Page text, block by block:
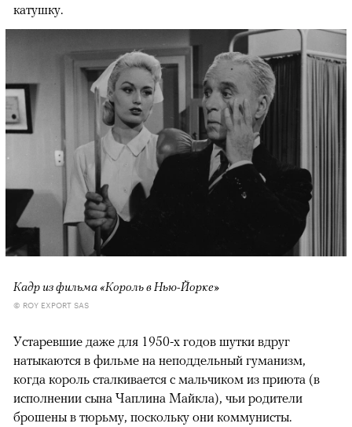
катушку.
Кадр из фильма «Король в Нью-Йорке»
© ROY EXPORT SAS
Устаревшие даже для 1950-х годов шутки вдруг
натыкаются в фильме на неподдельный гуманизм,
когда король сталкивается с мальчиком из приюта (в
исполнении сына Чаплина Майкла), чьи родители
брошены в тюрьму, поскольку они коммунисты.